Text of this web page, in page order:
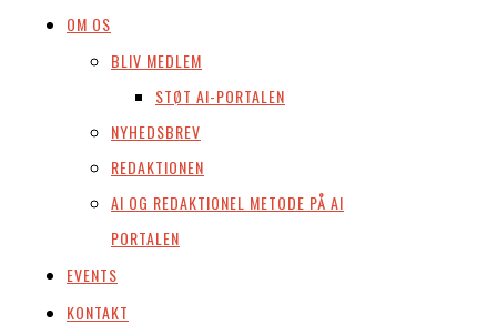
OM OS
BLIV MEDLEM
STØT AI-PORTALEN
NYHEDSBREV
REDAKTIONEN
AI OG REDAKTIONEL METODE PÅ AI
PORTALEN
EVENTS
KONTAKT